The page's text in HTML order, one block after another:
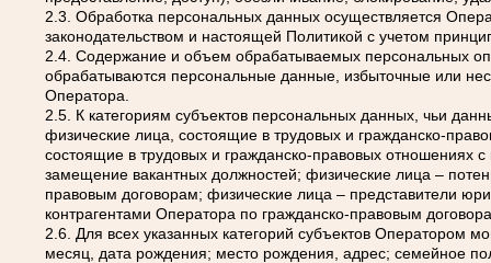
2.3. Обработка персональных данных осуществляется
законодательством и настоящей Политикой с учетом
2.4. Содержание и объем обрабатываемых персональных
обрабатываются персональные данные, избыточные или
Оператора.
2.5. К категориям субъектов персональных данных, чьи
физические лица, состоящие в трудовых и гражданско-
состоящие в трудовых и гражданско-правовых отношениях
замещение вакантных должностей; физические лица –
правовым договорам; физические лица – представители
контрагентами Оператора по гражданско-правовым
2.6. Для всех указанных категорий субъектов Оператором
месяц, дата рождения; место рождения, адрес; семейное